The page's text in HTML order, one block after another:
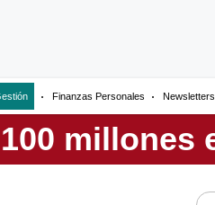
Finanzas Personales Newsletters